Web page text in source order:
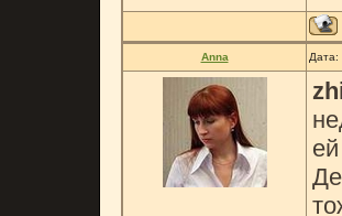
Anna Дата: